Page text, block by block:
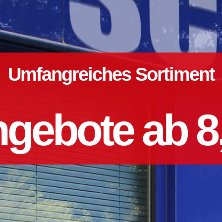
Umfangreiches Sortiment
ab